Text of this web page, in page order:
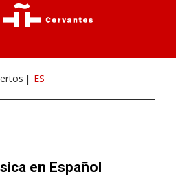
ES
en Español